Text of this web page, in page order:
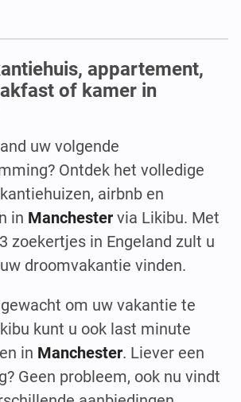
appartement,
of kamer in
uw volgende
Ontdek het volledige
airbnb en
in Manchester via Likibu. Met
zoekertjes in Engeland zult u
droomvakantie vinden.
om uw vakantie te
kunt u ook last minute
in Manchester. Liever een
Geen probleem, ook nu vindt